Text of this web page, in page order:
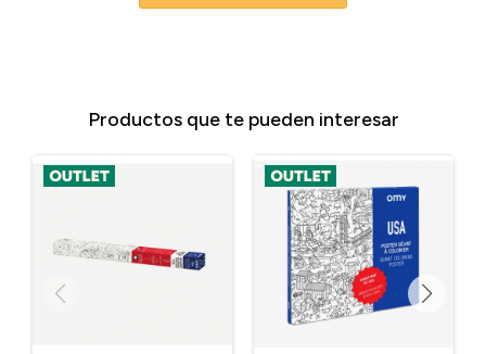
Productos que te pueden interesar